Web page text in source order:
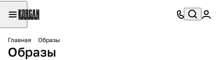
Главная Образы
Образы